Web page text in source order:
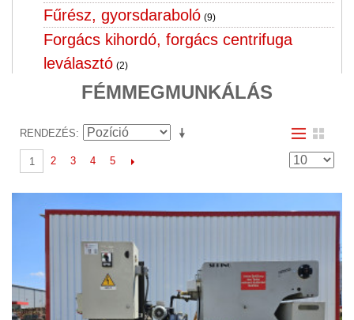
Fűrész, gyorsdaraboló (9)
Forgács kihordó, forgács centrifuga
leválasztó (2)
Fúrógép, menet fúró,furatgörgöző
Hegesztő forgató, hegesztő cella
Hegesztőgép, hegesztőtrafó,
Idomacél hengerítő (1)
Köszörűgépek, sorjázó, csiszoló
gép
Lángvágó gép
FÉMMEGMUNKÁLÁS
RENDEZÉS
1 2 3 4 5